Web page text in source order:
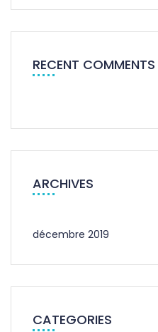
RECENT COMMENTS
ARCHIVES
décembre 2019
CATEGORIES